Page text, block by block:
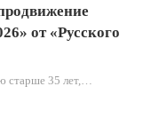
от «Русского
старше 35 лет,